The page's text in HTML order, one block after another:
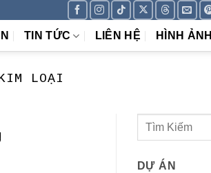
TIN TỨC LIÊN HỆ HÌNH ẢNH
LOẠI
DỰ ÁN